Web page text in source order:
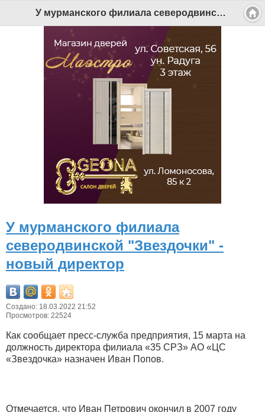
У мурманского филиала северодвинской "Звездочки" - новый директор - Беломорканал Северодвинск tv29.ru
У мурманского филиала
северодвинской "Звездочки" -
новый директор
Создано: 18.03.2022 21:52
Просмотров: 22524
Как сообщает пресс-служба предприятия, 15 марта на
должность директора филиала «35 СРЗ» АО «ЦС
«Звездочка» назначен Иван Попов.
Отмечается, что Иван Петрович окончил в 2007 году